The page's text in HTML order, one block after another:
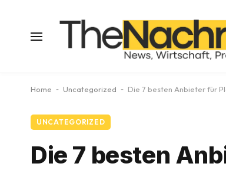
Home - Uncategorized - Die 7 besten Anbieter für
UNCATEGORIZED
Die 7 besten